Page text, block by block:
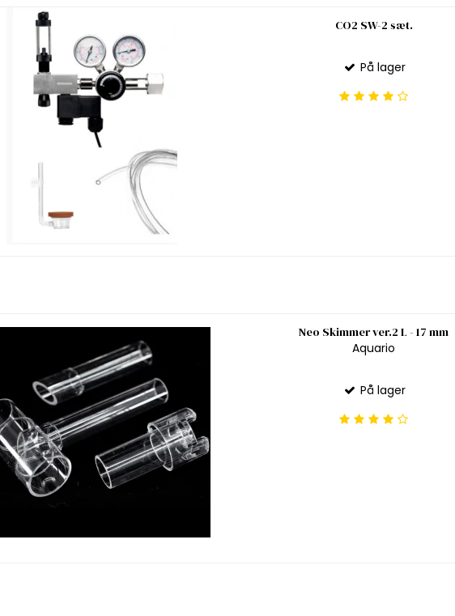
CO2 SW-2 sæt.
På lager
Neo Skimmer ver.2 L - 17 mm
Aquario
På lager